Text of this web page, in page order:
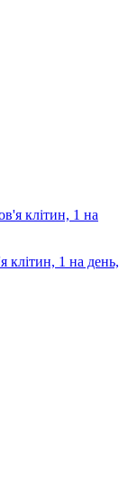
клітин, 1 на день,